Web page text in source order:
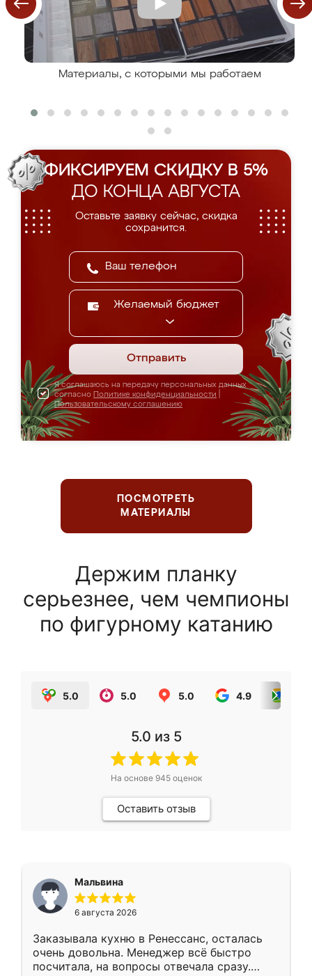
Материалы, с которыми мы работаем
ФИКСИРУЕМ СКИДКУ В 5%
ДО КОНЦА АВГУСТА
Оставьте заявку сейчас, скидка
сохранится.
Желаемый бюджет
Отправить
Я соглашаюсь на передачу персональных данных
согласно Политике конфиденциальности
Пользовательскому соглашению
ПОСМОТРЕТЬ
МАТЕРИАЛЫ
Держим планку
серьезнее, чем чемпионы
по фигурному катанию
5.0 5.0 5.0 4.9
5.0 из 5
На основе 945оценок
Оставить отзыв
Мальвина
6 августа 2026
Заказывала кухню в Ренессанс, осталась
очень довольна. Менеджер всё быстро
посчитала, на вопросы отвечала сразу.